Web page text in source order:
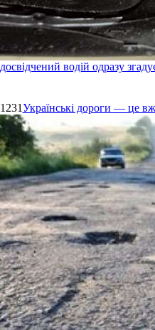
водій одразу
Українські дороги — це